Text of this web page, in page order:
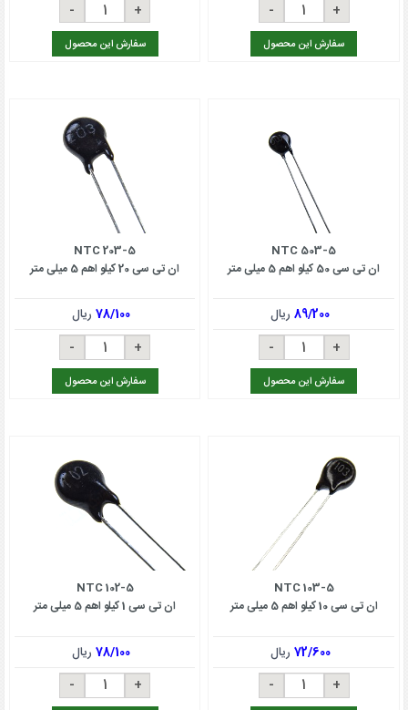
سفارش این محصول سفارش این محصول
NTC 503-5
ان تی سی 50 کیلو اهم 5 میلی متر
89/200ریال
سفارش این محصول
NTC 203-5
ان تی سی 20 کیلو اهم 5 میلی متر
78/100ریال
سفارش این محصول
NTC 103-5
ان تی سی 10 کیلو اهم 5 میلی متر
72/600 ریال
NTC 102-5
ان تی سی 1 کیلو اهم 5 میلی متر
78/100ریال